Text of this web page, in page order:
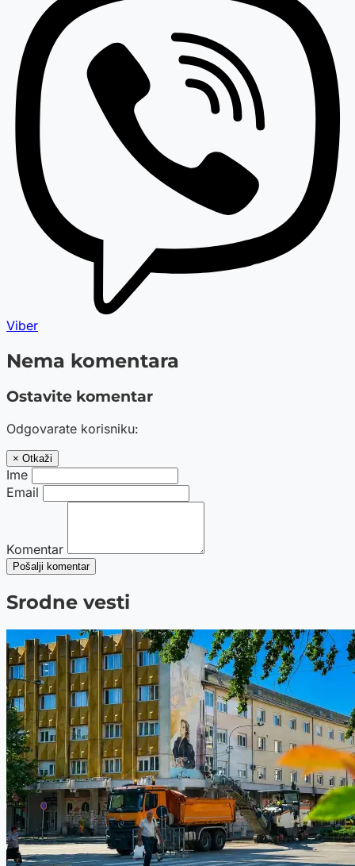
Viber
Nema komentara
Ostavite komentar
Odgovarate korisniku:
× Otkaži
Ime
Email
Komentar
Pošalji komentar
Srodne vesti